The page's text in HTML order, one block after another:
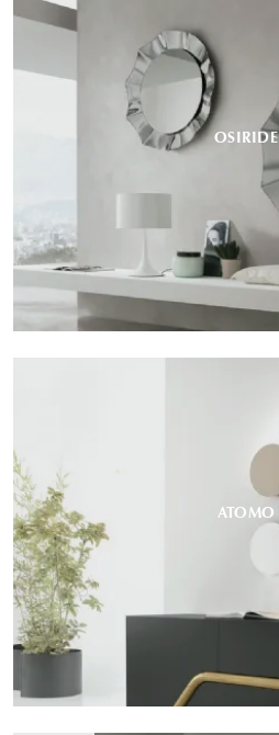
OSIRIDE
ATOMO